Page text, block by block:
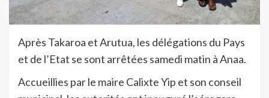
Après Takaroa et Arutua, les délégations du Pays
et de l’Etat se sont arrêtées samedi matin à Anaa.
Accueillies par le maire Calixte Yip et son conseil